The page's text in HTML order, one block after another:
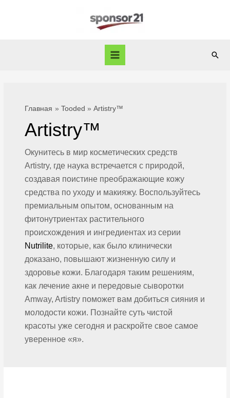
Main
Главная Tooded Artistry™
Artistry™
Окунитесь в мир косметических средств
Artistry, где наука встречается с природой,
создавая поистине преображающие кожу
средства по уходу и макияжу. Воспользуйтесь
премиальным опытом, основанным на
фитонутриентах растительного
происхождения и ингредиентах из серии
Nutrilite, которые, как было клинически
доказано, повышают жизненную силу и
здоровье кожи. Благодаря таким решениям,
как лечение акне и передовые сыворотки
Amway, Artistry поможет вам добиться сияния и
молодости кожи. Познайте суть чистой
красоты уже сегодня и раскройте свое самое
уверенное «я».